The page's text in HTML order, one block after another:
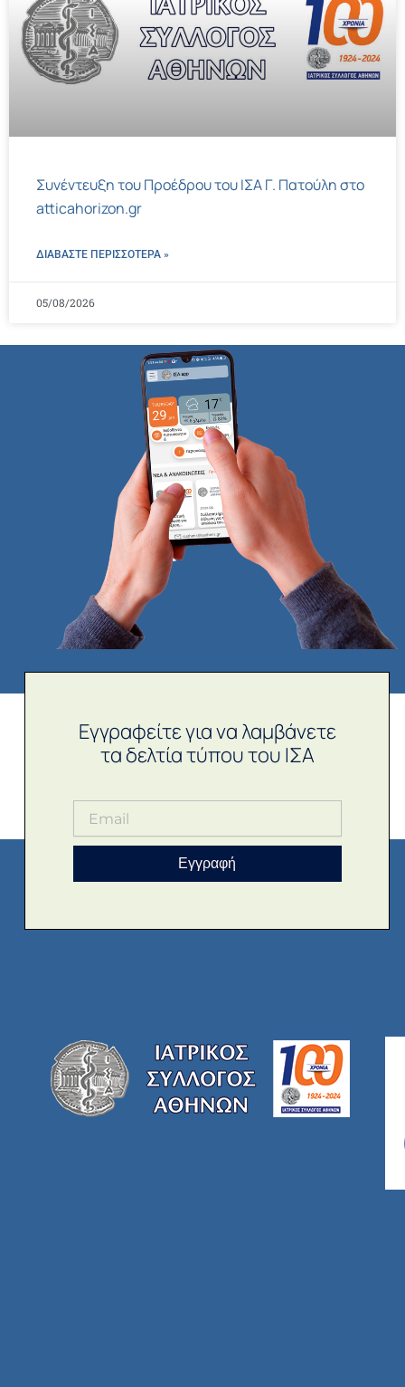
Συνέντευξη του Προέδρου του ΙΣΑ Γ. Πατούλη στο
atticahorizon.gr
ΔΙΑΒΑΣΤΕ ΠΕΡΙΣΣΌΤΕΡΑ »
05/08/2026
Εγγραφείτε για να λαμβάνετε
τα δελτία τύπου του ΙΣΑ
Εγγραφή